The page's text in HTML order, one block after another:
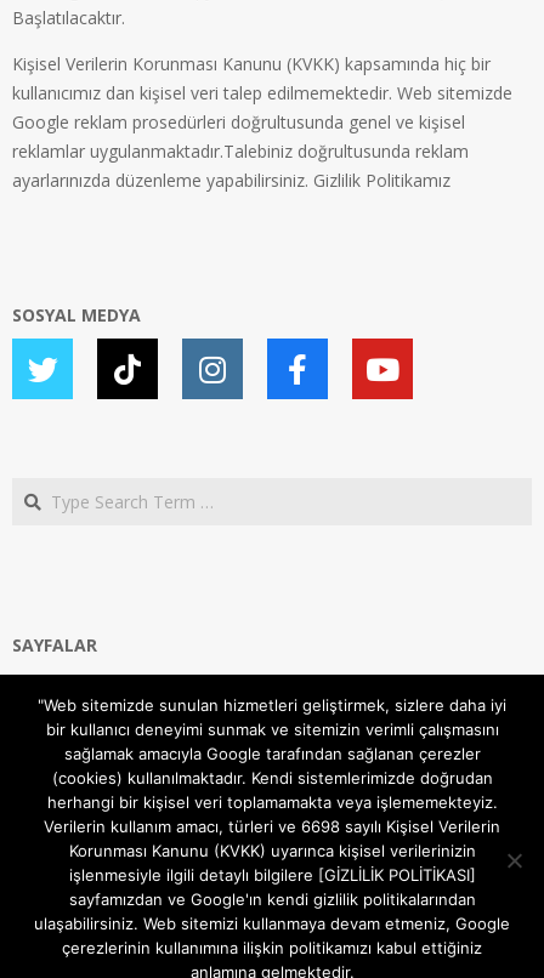
Başlatılacaktır.
Kişisel Verilerin Korunması Kanunu (KVKK) kapsamında hiç bir
kullanıcımız dan kişisel veri talep edilmemektedir. Web sitemizde
Google reklam prosedürleri doğrultusunda genel ve kişisel
reklamlar uygulanmaktadır.Talebiniz doğrultusunda reklam
ayarlarınızda düzenleme yapabilirsiniz. Gizlilik Politikamız
SOSYAL MEDYA
Search
SAYFALAR
Gizlilik ve Çerezler (Cookies) Politikası
Hakkımızda
İletişim Kanalları
MODEM KURULUM
TEKNİK DESTEK
TELEVİZYON SİSTEMLERİ
"Web sitemizde sunulan hizmetleri geliştirmek, sizlere daha iyi
bir kullanıcı deneyimi sunmak ve sitemizin verimli çalışmasını
sağlamak amacıyla Google tarafından sağlanan çerezler
(cookies) kullanılmaktadır. Kendi sistemlerimizde doğrudan
herhangi bir kişisel veri toplamamakta veya işlememekteyiz.
Verilerin kullanım amacı, türleri ve 6698 sayılı Kişisel Verilerin
Korunması Kanunu (KVKK) uyarınca kişisel verilerinizin
işlenmesiyle ilgili detaylı bilgilere [GİZLİLİK POLİTİKASI]
sayfamızdan ve Google'ın kendi gizlilik politikalarından
ulaşabilirsiniz. Web sitemizi kullanmaya devam etmeniz, Google
çerezlerinin kullanımına ilişkin politikamızı kabul ettiğiniz
anlamına gelmektedir.